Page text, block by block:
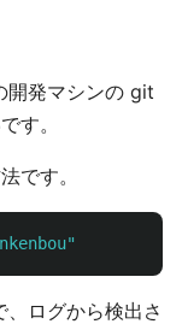
開発マシンの git
す。
です。
ログから検出さ